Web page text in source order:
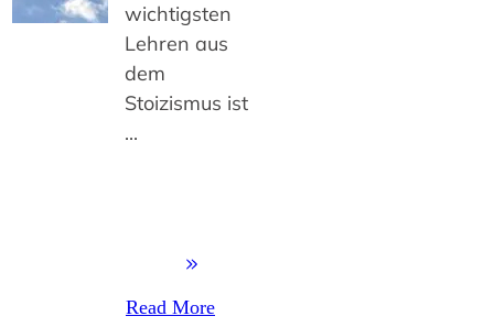
wichtigsten
Lehren aus
dem
Stoizismus ist
...
Read More